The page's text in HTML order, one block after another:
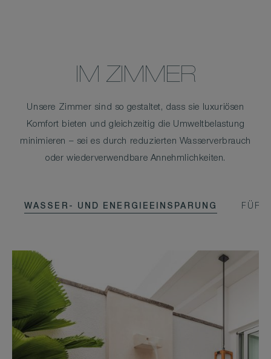
IM ZIMMER
Unsere Zimmer sind so gestaltet, dass sie luxuriösen
Komfort bieten und gleichzeitig die Umweltbelastung
minimieren – sei es durch reduzierten Wasserverbrauch
oder wiederverwendbare Annehmlichkeiten.
WASSER- UND ENERGIEEINSPARUNG FÜR